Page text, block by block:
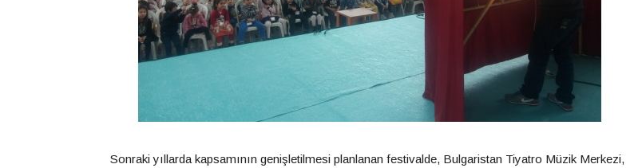
Sonraki yıllarda kapsamının genişletilmesi planlanan festivalde, Bulgaristan Tiyatro Müzik Merkezi,